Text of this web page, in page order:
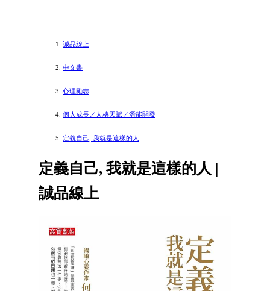
誠品線上
中文書
心理勵志
個人成長／人格天賦／潛能開發
定義自己, 我就是這樣的人
定義自己, 我就是這樣的人 |
誠品線上